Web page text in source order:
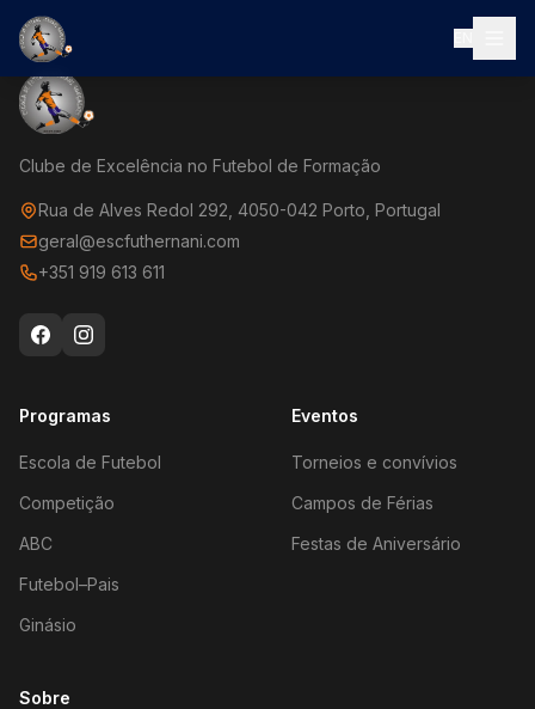
Clube de Excelência no Futebol de Formação
Rua de Alves Redol 292, 4050-042 Porto, Portugal
geral@escfuthernani.com
+351 919 613 611
Programas
Escola de Futebol
Competição
ABC
Futebol–Pais
Ginásio
Eventos
Torneios e convívios
Campos de Férias
Festas de Aniversário
Sobre